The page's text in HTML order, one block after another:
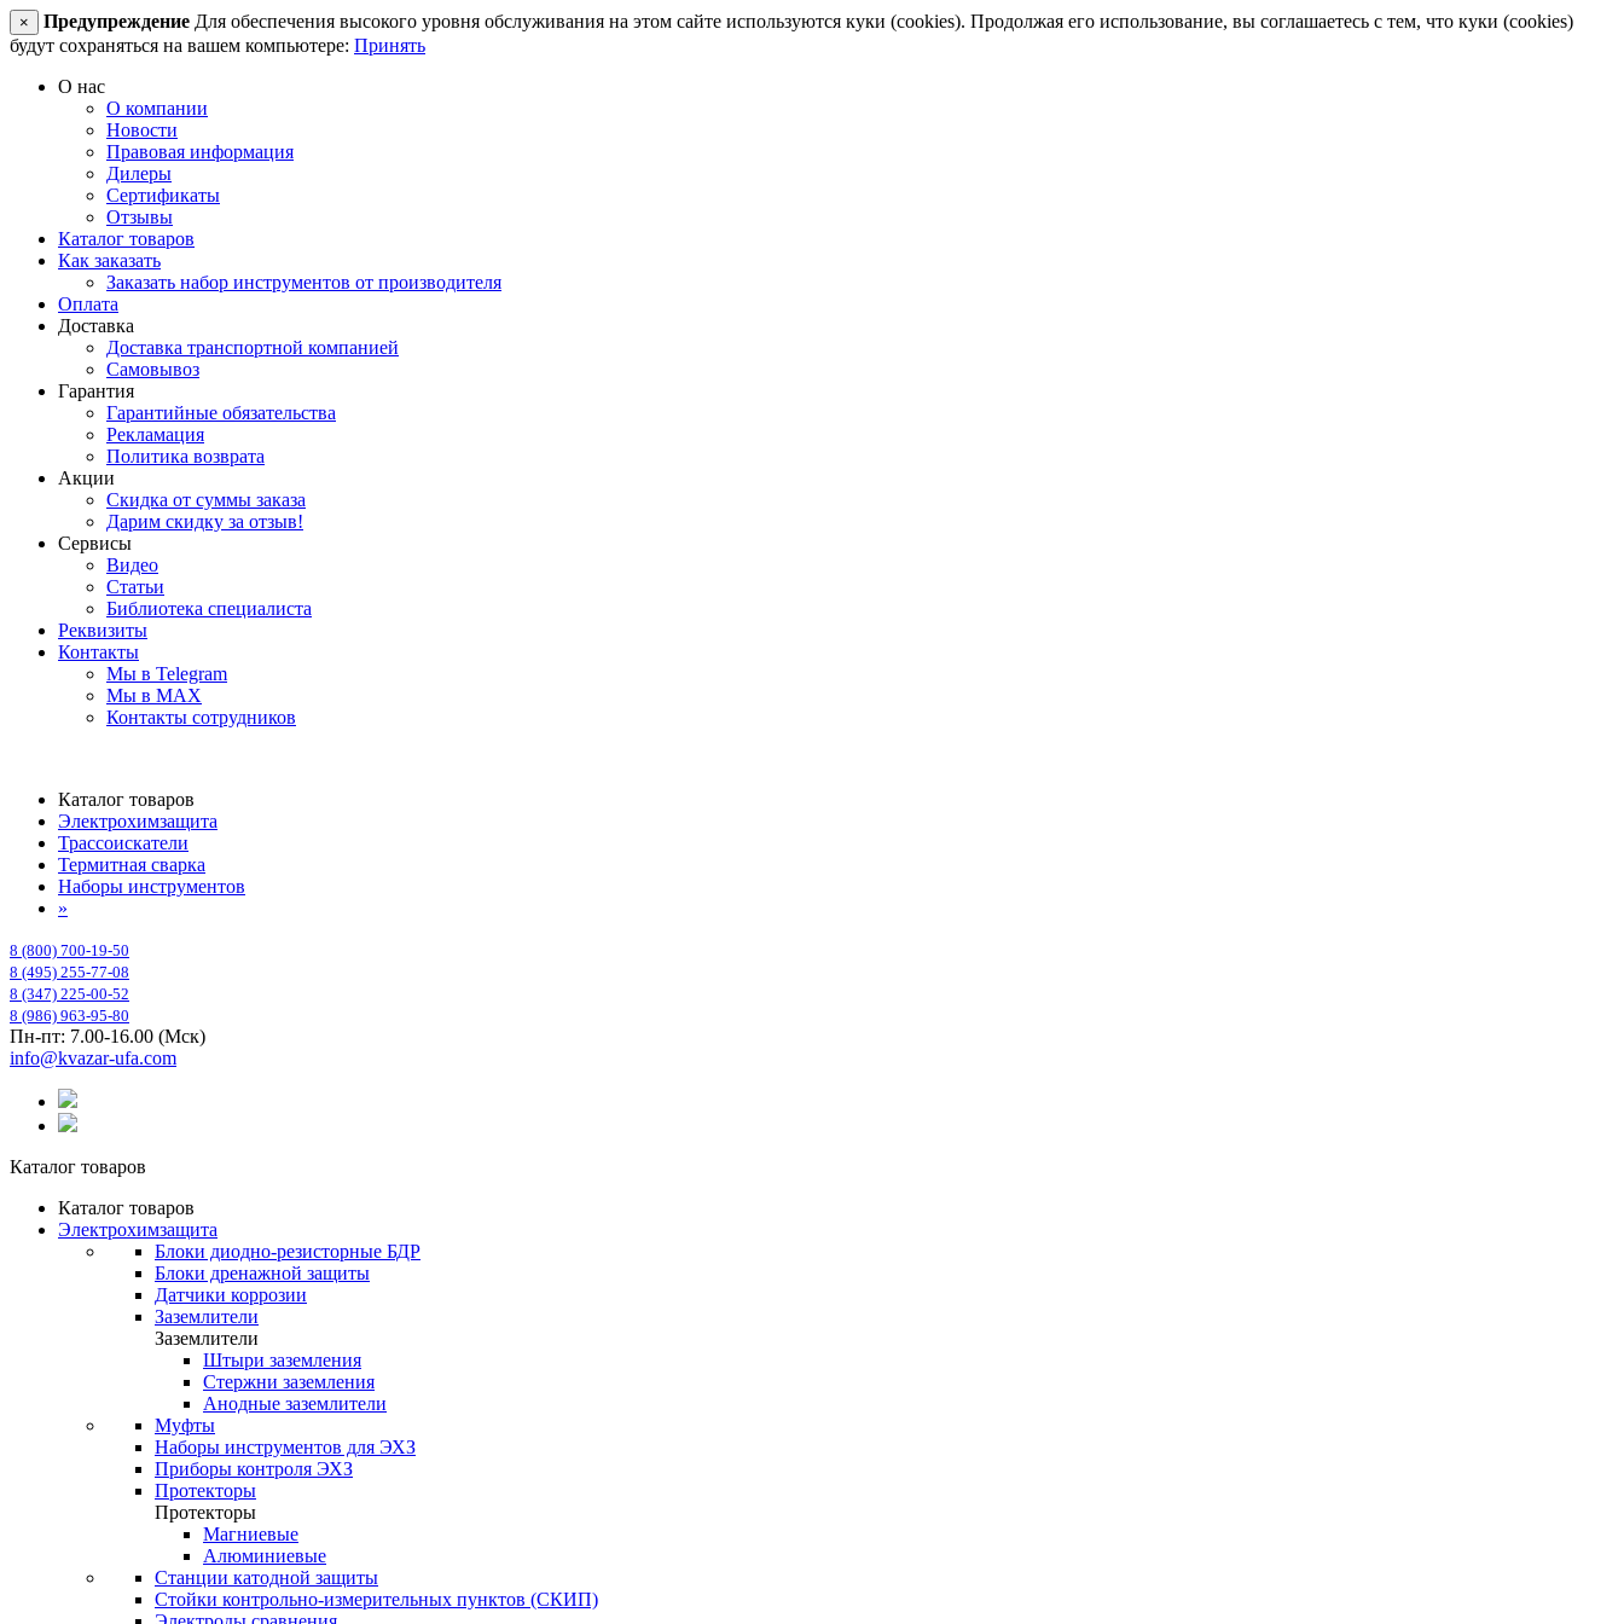
× Предупреждение Для обеспечения высокого уровня обслуживания на этом сайте используются куки (cookies). Продолжая его использование, вы соглашаетесь с тем, что куки (cookies)
будут сохраняться на вашем компьютере: Принять
О нас
О компании
Новости
Правовая информация
Дилеры
Сертификаты
Отзывы
Каталог товаров
Как заказать
Заказать набор инструментов от производителя
Оплата
Доставка
Доставка транспортной компанией
Самовывоз
Гарантия
Гарантийные обязательства
Рекламация
Политика возврата
Акции
Скидка от суммы заказа
Дарим скидку за отзыв!
Сервисы
Видео
Статьи
Библиотека специалиста
Реквизиты
Контакты
Мы в Telegram
Мы в MAX
Контакты сотрудников
Каталог товаров
Электрохимзащита
Трассоискатели
Термитная сварка
Наборы инструментов
»
8 (800) 700-19-50
8 (495) 255-77-08
8 (347) 225-00-52
8 (986) 963-95-80
Пн-пт: 7.00-16.00 (Мск)
info@kvazar-ufa.com
Каталог товаров
Каталог товаров
Электрохимзащита
Блоки диодно-резисторные БДР
Блоки дренажной защиты
Датчики коррозии
Заземлители
Заземлители
Штыри заземления
Стержни заземления
Анодные заземлители
Муфты
Наборы инструментов для ЭХЗ
Приборы контроля ЭХЗ
Протекторы
Протекторы
Магниевые
Алюминиевые
Станции катодной защиты
Стойки контрольно-измерительных пунктов (СКИП)